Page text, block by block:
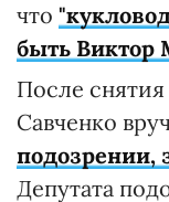
что
быть Виктор
После
Савченко
подозрении,
Депутата